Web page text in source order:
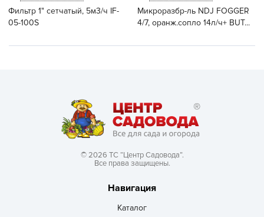
Фильтр 1" сетчатый, 5м3/ч IF-
05-100S
Микроразбр-ль NDJ FOGGER
4/7, оранж.сопло 14л/ч+ BUT...
© 2026 ТС “Центр Садовода”.
Все права защищены.
Навигация
Каталог